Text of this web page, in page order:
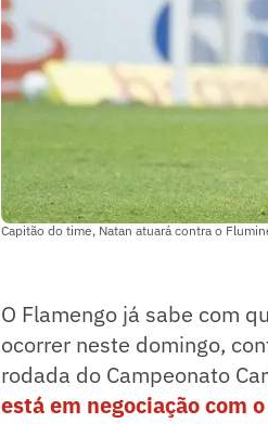
Capitão do time, Natan atuará contra o
O Flamengo já sabe com
ocorrer neste domingo,
rodada do Campeonato
está em negociação com